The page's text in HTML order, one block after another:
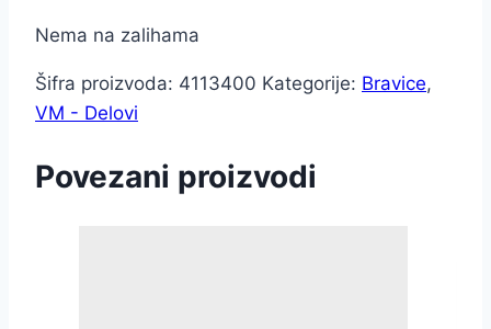
Nema na zalihama
Šifra proizvoda: 4113400 Kategorije: Bravice,
VM - Delovi
Povezani proizvodi